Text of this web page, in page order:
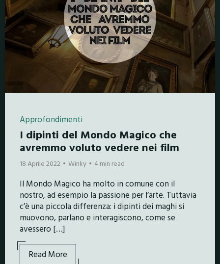
Approfondimenti
I dipinti del Mondo Magico che
avremmo voluto vedere nei film
18 Aprile 2022 Winky 4 min read
Il Mondo Magico ha molto in comune con il
nostro, ad esempio la passione per l’arte. Tuttavia
c’è una piccola differenza: i dipinti dei maghi si
muovono, parlano e interagiscono, come se
avessero […]
Read More